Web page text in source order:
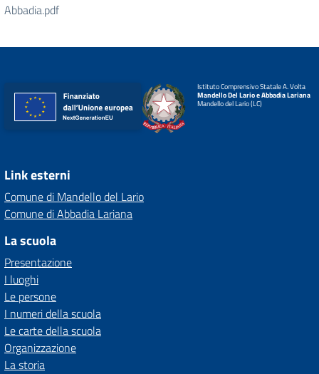
Abbadia.pdf
Istituto Comprensivo Statale A. Volta
Mandello Del Lario e Abbadia Lariana
Mandello del Lario (LC)
Link esterni
Comune di Mandello del Lario
Comune di Abbadia Lariana
La scuola
Presentazione
I luoghi
Le persone
I numeri della scuola
Le carte della scuola
Organizzazione
La storia